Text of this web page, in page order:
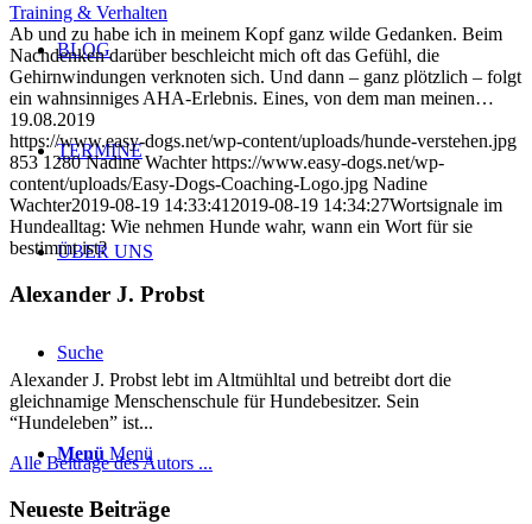
BLOG
TERMINE
ÜBER UNS
Suche
Menü Menü
Training & Verhalten
Ab und zu habe ich in meinem Kopf ganz wilde Gedanken. Beim
Nachdenken darüber beschleicht mich oft das Gefühl, die
Gehirnwindungen verknoten sich. Und dann – ganz plötzlich – folgt
ein wahnsinniges AHA-Erlebnis. Eines, von dem man meinen…
19.08.2019
https://www.easy-dogs.net/wp-content/uploads/hunde-verstehen.jpg
853 1280 Nadine Wachter https://www.easy-dogs.net/wp-
content/uploads/Easy-Dogs-Coaching-Logo.jpg Nadine
Wachter2019-08-19 14:33:41 2019-08-19 14:34:27Wortsignale im
Hundealltag: Wie nehmen Hunde wahr, wann ein Wort für sie
bestimmt ist?
Alexander J. Probst
Alexander J. Probst lebt im Altmühltal und betreibt dort die
gleichnamige Menschenschule für Hundebesitzer. Sein
“Hundeleben” ist...
Alle Beiträge des Autors ...
Neueste Beiträge